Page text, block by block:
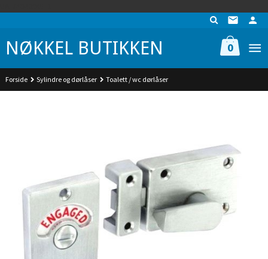
NØKKEL BUTIKKEN 0
Forside Sylindre og dørlåser Toalett / wc dørlåser